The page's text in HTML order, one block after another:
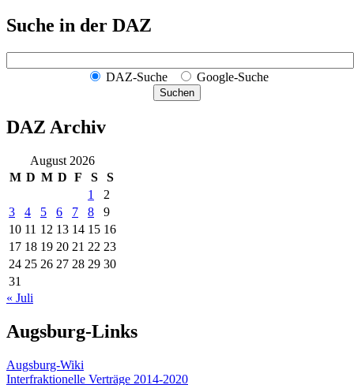
Suche in der DAZ
DAZ-Suche Google-Suche
Suchen
DAZ Archiv
August 2026
M D M D F S
S
1
2
3
4 5 6 7 8
9
10 11 12 13 14 15 16
17 18 19 20 21 22 23
24 25 26 27 28 29 30
31
« Juli
Augsburg-Links
Augsburg-Wiki
Interfraktionelle Verträge 2014-2020